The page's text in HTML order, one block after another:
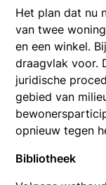
Het plan dat nu
van twee
en een winkel.
draagvlak voor.
juridische
gebied van
opnieuw tegen
Bibliotheek